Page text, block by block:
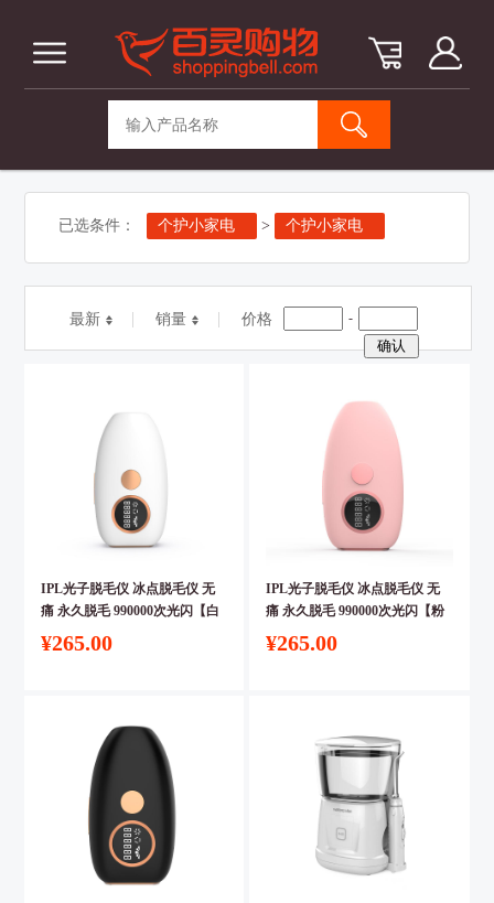
已选条件： 个护小家电 > 个护小家电
最新 销量 价格 -
IPL光子脱毛仪 冰点脱毛仪 无
痛 永久脱毛 990000次光闪【白
色】
¥265.00
IPL光子脱毛仪 冰点脱毛仪 无
痛 永久脱毛 990000次光闪【粉
色】
¥265.00